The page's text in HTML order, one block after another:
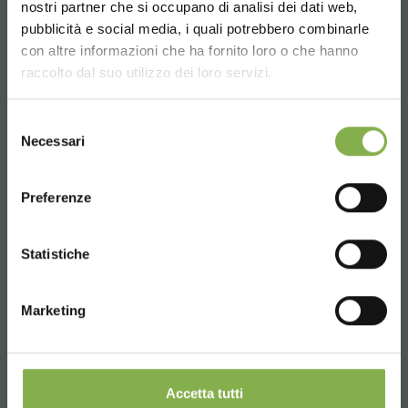
nostri partner che si occupano di analisi dei dati web,
pubblicità e social media, i quali potrebbero combinarle
con altre informazioni che ha fornito loro o che hanno
raccolto dal suo utilizzo dei loro servizi.
delNecessari
Preferenze
Statistiche
Marketing
Accetta tutti
Choose the country you are in and your
language for a better browsing experience
CONTACTOS
info@orlandelli.it
FICHA TÉCNICA
para descargar la ficha